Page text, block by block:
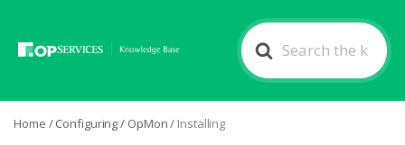
Search
For
Home /Configuring/ OpMon/ Installing